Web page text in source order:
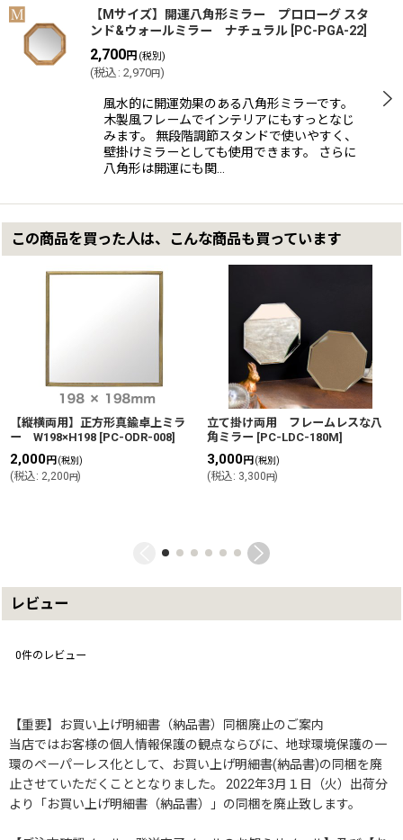
【Mサイズ】開運八角形ミラー プロローグ スタ
ンド&ウォールミラー ナチュラル
PC-PGA-22
2,700円 (税別)
(税込 : 2,970円)
風水的に開運効果のある八角形ミラーです。
木製風フレームでインテリアにもすっとなじ
みます。 無段階調節スタンドで使いやすく、
壁掛けミラーとしても使用できます。 さらに
八角形は開運にも関…
この商品を買った人は、こんな商品も買っています
【縦横両用】正方形真鍮卓上ミラ
ー W198×H198 [PC-ODR-008]
2,000円 (税別)
(税込: 2,200円)
立て掛け両用 フレームレスな八
角ミラー [PC-LDC-180M]
3,000円 (税別)
(税込: 3,300円)
レビュー
0件のレビュー
【重要】お買い上げ明細書（納品書）同梱廃止のご案内
当店ではお客様の個人情報保護の観点ならびに、地球環境保護の一
環のペーパーレス化として、お買い上げ明細書(納品書)の同梱を廃
止させていただくこととなりました。 2022年3月１日（火）出荷分
より「お買い上げ明細書（納品書）」の同梱を廃止致します。